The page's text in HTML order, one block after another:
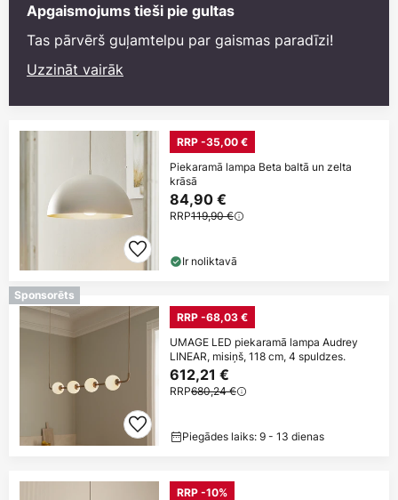
Apgaismojums tieši pie gultas
Tas pārvērš guļamtelpu par gaismas paradīzi!
Uzzināt vairāk
RRP -35,00 €
Piekaramā lampa Beta baltā un zelta
krāsā
84,90 €
RRP119,90 €
Ir noliktavā
Sponsorēts
RRP -68,03 €
UMAGE LED piekaramā lampa Audrey
LINEAR, misiņš, 118 cm, 4 spuldzes.
612,21 €
RRP680,24 €
Piegādes laiks: 9 - 13 dienas
RRP -10%